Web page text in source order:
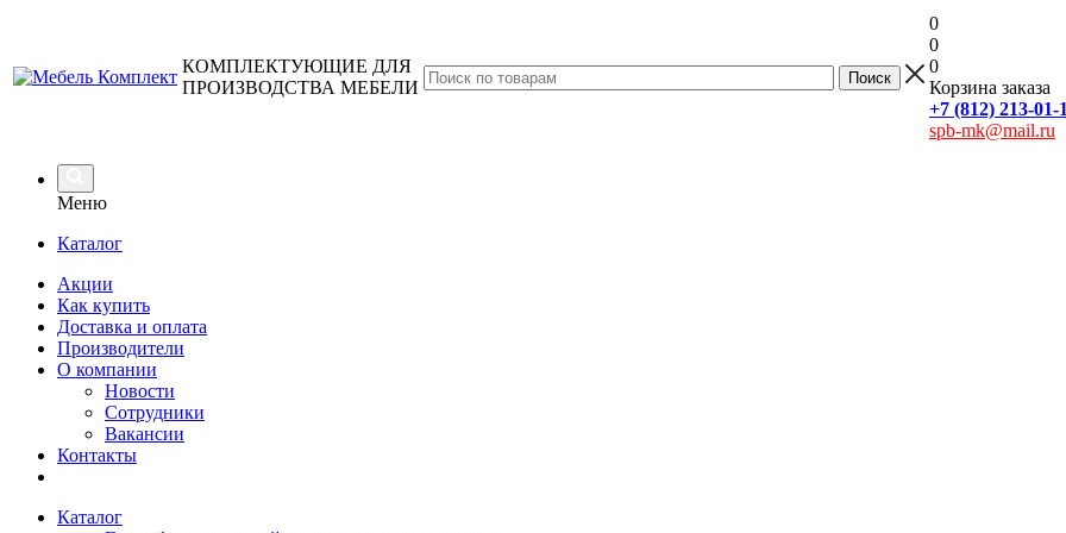
КОМПЛЕКТУЮЩИЕ ДЛЯ
ПРОИЗВОДСТВА МЕБЕЛИ
0
0
0
Корзина заказа
+7 (812) 213-01-
spb-mk@mail.ru
Меню
Каталог
Акции
Как купить
Доставка и оплата
Производители
О компании
Новости
Сотрудники
Вакансии
Контакты
Каталог